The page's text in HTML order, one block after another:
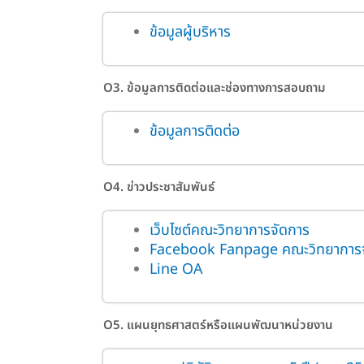
ข้อมูลผู้บริหาร
O3. ข้อมูลการติดต่อและช่องทางการสอบถาม
ข้อมูลการติดต่อ
O4. ข่าวประชาสัมพันธ์
เว็บไซต์คณะวิทยาการจัดการ
Facebook Fanpage คณะวิทยากา
Line OA
O5. แผนยุทธศาสตร์หรือแผนพัฒนาหน่วยงาน